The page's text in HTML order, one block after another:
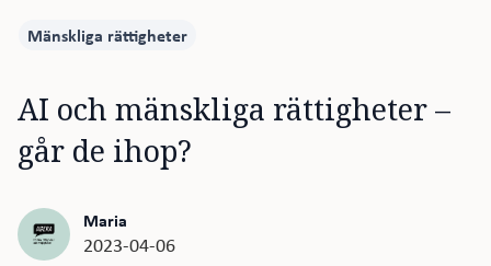
Mänskliga rättigheter
AI och mänskliga rättigheter –
går de ihop?
Maria
2023-04-06